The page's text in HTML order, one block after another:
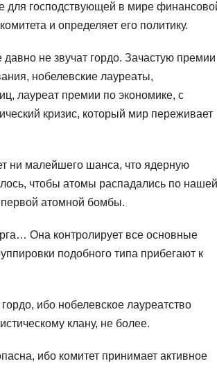
для господствующей в мире
и определяет его политику.
не звучат гордо. Зачастую премии
нобелевские лауреаты,
лауреат премии по экономике, с
кризис, который мир переживает
ни малейшего шанса, что ядерную
чтобы атомы распадались по нашей
первой атомной бомбы.
Она контролирует все основные
подобного типа прибегают к
ибо нобелевское лауреатство
клану, не более.
ибо комитет принимает активное